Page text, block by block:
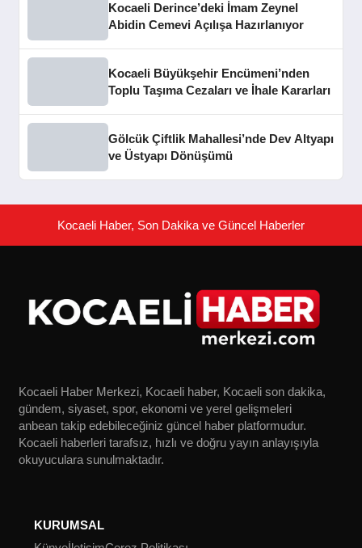
Kocaeli Derince’deki İmam Zeynel
Abidin Cemevi Açılışa Hazırlanıyor
Kocaeli Büyükşehir Encümeni’nden
Toplu Taşıma Cezaları ve İhale Kararları
Gölcük Çiftlik Mahallesi’nde Dev Altyapı
ve Üstyapı Dönüşümü
Kocaeli Haber, Son Dakika ve Güncel Haberler
Kocaeli Haber Merkezi, Kocaeli haber, Kocaeli son dakika,
gündem, siyaset, spor, ekonomi ve yerel gelişmeleri
anbean takip edebileceğiniz güncel haber platformudur.
Kocaeli haberleri tarafsız, hızlı ve doğru yayın anlayışıyla
okuyuculara sunulmaktadır.
KURUMSAL